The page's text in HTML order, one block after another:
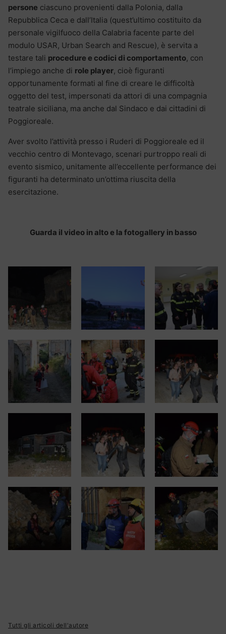
persone ciascuno provenienti dalla Polonia, dalla
Repubblica Ceca e dall’Italia (quest’ultimo costituito da
personale vigilfuoco della Calabria facente parte del
modulo USAR, Urban Search and Rescue), è servita a
testare tali procedure e codici di comportamento, con
l’impiego anche di role player, cioè figuranti
opportunamente formati al fine di creare le difficoltà
oggetto del test, impersonati da attori di una compagnia
teatrale siciliana, ma anche dal Sindaco e dai cittadini di
Poggioreale.
Aver svolto l’attività presso i Ruderi di Poggioreale ed il
vecchio centro di Montevago, scenari purtroppo reali di
evento sismico, unitamente all’eccellente performance dei
figuranti ha determinato un’ottima riuscita della
esercitazione.
Guarda il video in alto e la fotogallery in basso
Tutti gli articoli dell'autore